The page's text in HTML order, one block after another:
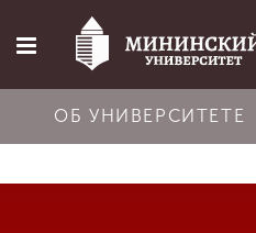
Главная
ОБ УНИВЕРСИТЕТЕ